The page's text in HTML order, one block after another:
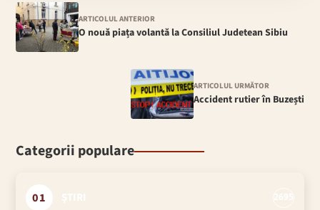
ARTICOLUL ANTERIOR
O nouă piața volantă la Consiliul Judetean Sibiu
ARTICOLUL URMĂTOR
Accident rutier în Buzești
Categorii populare
01